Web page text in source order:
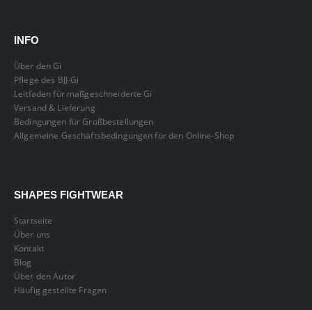
INFO
Über den Gi
Pflege des BJJ-Gi
Leitfaden für maßgeschneiderte Gi
Versand & Lieferung
Bedingungen für Großbestellungen
Allgemeine Geschäftsbedingungen für den Online-Shop
SHAPES FIGHTWEAR
Startseite
Über uns
Kontakt
Blog
Über den Autor
Häufig gestellte Fragen